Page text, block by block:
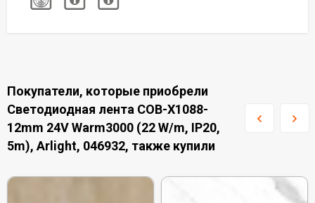
Покупатели, которые приобрели
Светодиодная лента COB-X1088-
12mm 24V Warm3000 (22 W/m, IP20,
5m), Arlight, 046932, также купили